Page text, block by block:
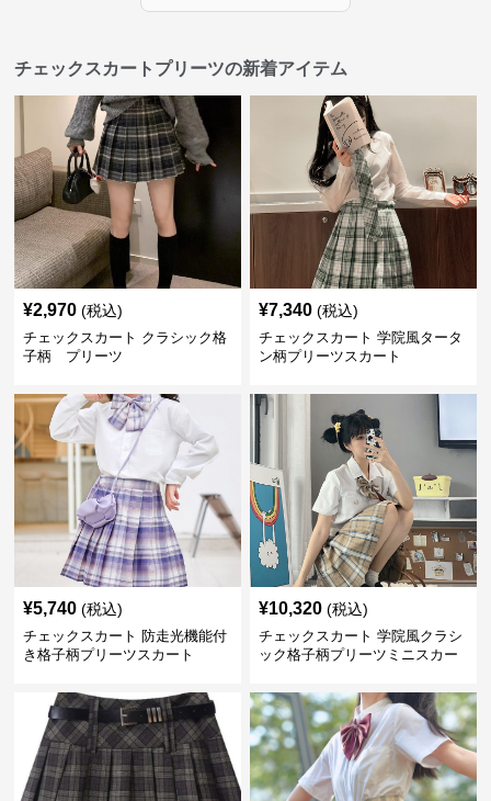
チェックスカートプリーツの新着アイテム
¥2,970 (税込)
チェックスカート クラシック格
子柄 プリーツ
¥7,340 (税込)
チェックスカート 学院風タータ
ン柄プリーツスカート
¥5,740 (税込)
チェックスカート 防走光機能付
き格子柄プリーツスカート
¥10,320 (税込)
チェックスカート 学院風クラシ
ック格子柄プリーツミニスカー